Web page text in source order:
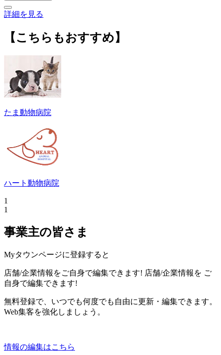
詳細を見る
【こちらもおすすめ】
たま動物病院
ハート動物病院
1
1
事業主の皆さま
Myタウンページに登録すると
店舗/企業情報をご自身で編集できます! 店舗/企業情報を ご
自身で編集できます!
無料登録で、いつでも何度でも自由に更新・編集できます。
Web集客を強化しましょう。
情報の編集はこちら